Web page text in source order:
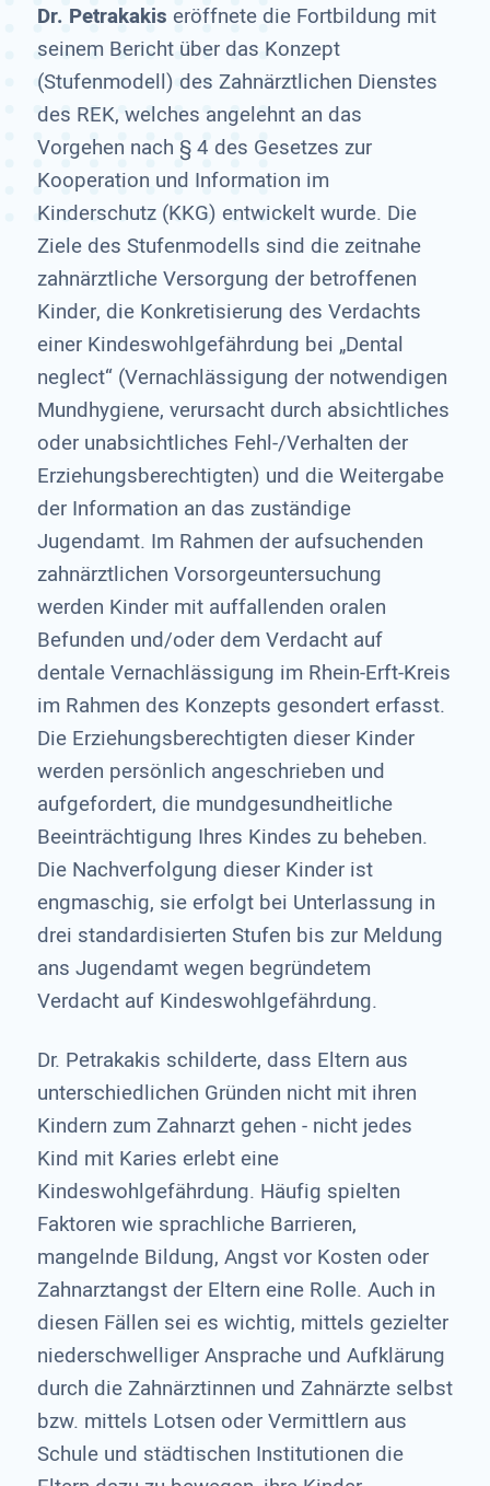
Dr. Petrakakis eröffnete die Fortbildung mit
seinem Bericht über das Konzept
(Stufenmodell) des Zahnärztlichen Dienstes
des REK, welches angelehnt an das
Vorgehen nach § 4 des Gesetzes zur
Kooperation und Information im
Kinderschutz (KKG) entwickelt wurde. Die
Ziele des Stufenmodells sind die zeitnahe
zahnärztliche Versorgung der betroffenen
Kinder, die Konkretisierung des Verdachts
einer Kindeswohlgefährdung bei „Dental
neglect“ (Vernachlässigung der notwendigen
Mundhygiene, verursacht durch absichtliches
oder unabsichtliches Fehl-/Verhalten der
Erziehungsberechtigten) und die Weitergabe
der Information an das zuständige
Jugendamt. Im Rahmen der aufsuchenden
zahnärztlichen Vorsorgeuntersuchung
werden Kinder mit auffallenden oralen
Befunden und/oder dem Verdacht auf
dentale Vernachlässigung im Rhein-Erft-Kreis
im Rahmen des Konzepts gesondert erfasst.
Die Erziehungsberechtigten dieser Kinder
werden persönlich angeschrieben und
aufgefordert, die mundgesundheitliche
Beeinträchtigung Ihres Kindes zu beheben.
Die Nachverfolgung dieser Kinder ist
engmaschig, sie erfolgt bei Unterlassung in
drei standardisierten Stufen bis zur Meldung
ans Jugendamt wegen begründetem
Verdacht auf Kindeswohlgefährdung.
Dr. Petrakakis schilderte, dass Eltern aus
unterschiedlichen Gründen nicht mit ihren
Kindern zum Zahnarzt gehen - nicht jedes
Kind mit Karies erlebt eine
Kindeswohlgefährdung. Häufig spielten
Faktoren wie sprachliche Barrieren,
mangelnde Bildung, Angst vor Kosten oder
Zahnarztangst der Eltern eine Rolle. Auch in
diesen Fällen sei es wichtig, mittels gezielter
niederschwelliger Ansprache und Aufklärung
durch die Zahnärztinnen und Zahnärzte selbst
bzw. mittels Lotsen oder Vermittlern aus
Schule und städtischen Institutionen die